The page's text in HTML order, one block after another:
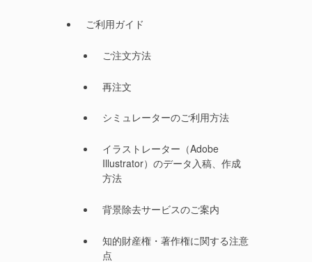
ご利用ガイド
ご注文方法
再注文
シミュレーターのご利用方法
イラストレーター（Adobe
Illustrator）のデータ入稿、作成
方法
背景除去サービスのご案内
知的財産権・著作権に関する注意
点